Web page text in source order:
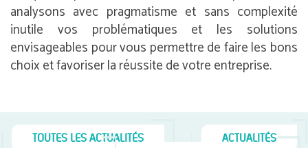
analysons avec pragmatisme et sans complexité
inutile vos problématiques et les solutions
envisageables pour vous permettre de faire les bons
choix et favoriser la réussite de votre entreprise.
TOUTES LES ACTUALITÉS
ACTUALITÉS